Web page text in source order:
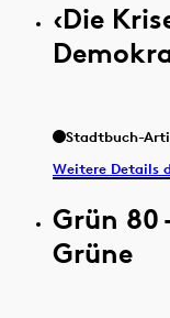
‹Die
Stadtbuch-
Weitere Details
Grün 80
Grüne